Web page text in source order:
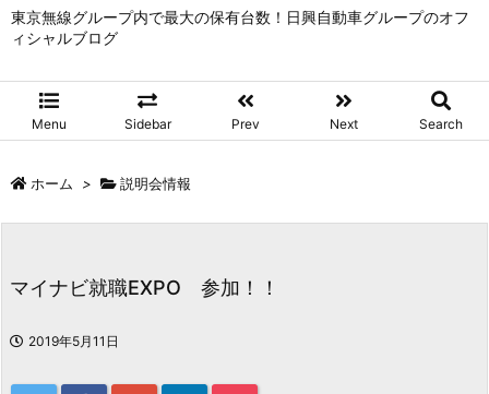
東京無線グループ内で最大の保有台数！日興自動車グループのオフ
ィシャルブログ
Menu Sidebar Prev Next Search
ホーム > 説明会情報
マイナビ就職EXPO 参加！！
2019年5月11日